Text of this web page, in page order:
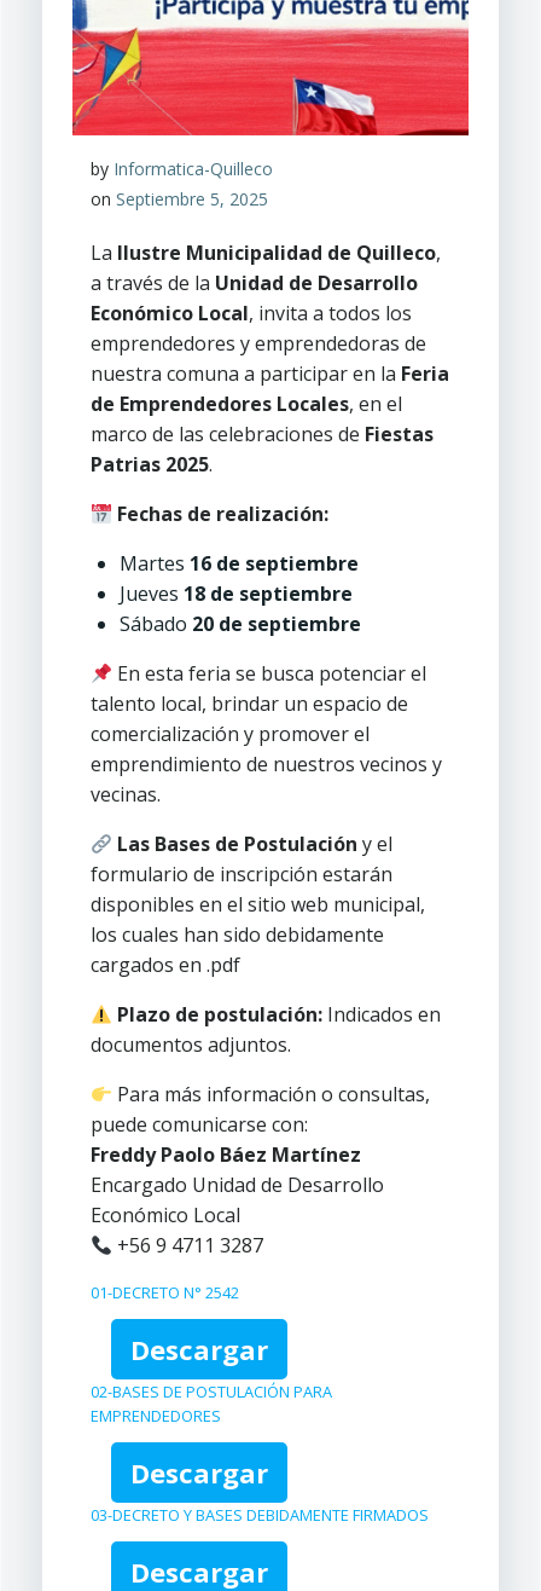
by Informatica-Quilleco
on Septiembre 5, 2025
La Ilustre Municipalidad de Quilleco,
a través de la Unidad de Desarrollo
Económico Local, invita a todos los
emprendedores y emprendedoras de
nuestra comuna a participar en la Feria
de Emprendedores Locales, en el
marco de las celebraciones de Fiestas
Patrias 2025.
Fechas de realización:
Martes 16 de septiembre
Jueves 18 de septiembre
Sábado 20 de septiembre
En esta feria se busca potenciar el
talento local, brindar un espacio de
comercialización y promover el
emprendimiento de nuestros vecinos y
vecinas.
Las Bases de Postulación y el
formulario de inscripción estarán
disponibles en el sitio web municipal,
los cuales han sido debidamente
cargados en .pdf
Plazo de postulación: Indicados en
documentos adjuntos.
Para más información o consultas,
puede comunicarse con:
Freddy Paolo Báez Martínez
Encargado Unidad de Desarrollo
Económico Local
+56 9 4711 3287
01-DECRETO N° 2542
Descargar
02-BASES DE POSTULACIÓN PARA
EMPRENDEDORES
Descargar
03-DECRETO Y BASES DEBIDAMENTE FIRMADOS
Descargar